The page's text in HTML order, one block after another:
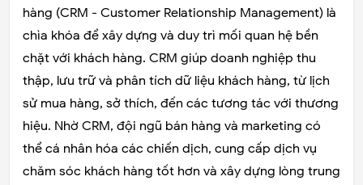
hàng (CRM - Customer Relationship Management) là
chìa khóa để xây dựng và duy trì mối quan hệ bền
chặt với khách hàng. CRM giúp doanh nghiệp thu
thập, lưu trữ và phân tích dữ liệu khách hàng, từ lịch
sử mua hàng, sở thích, đến các tương tác với thương
hiệu. Nhờ CRM, đội ngũ bán hàng và marketing có
thể cá nhân hóa các chiến dịch, cung cấp dịch vụ
chăm sóc khách hàng tốt hơn và xây dựng lòng trung